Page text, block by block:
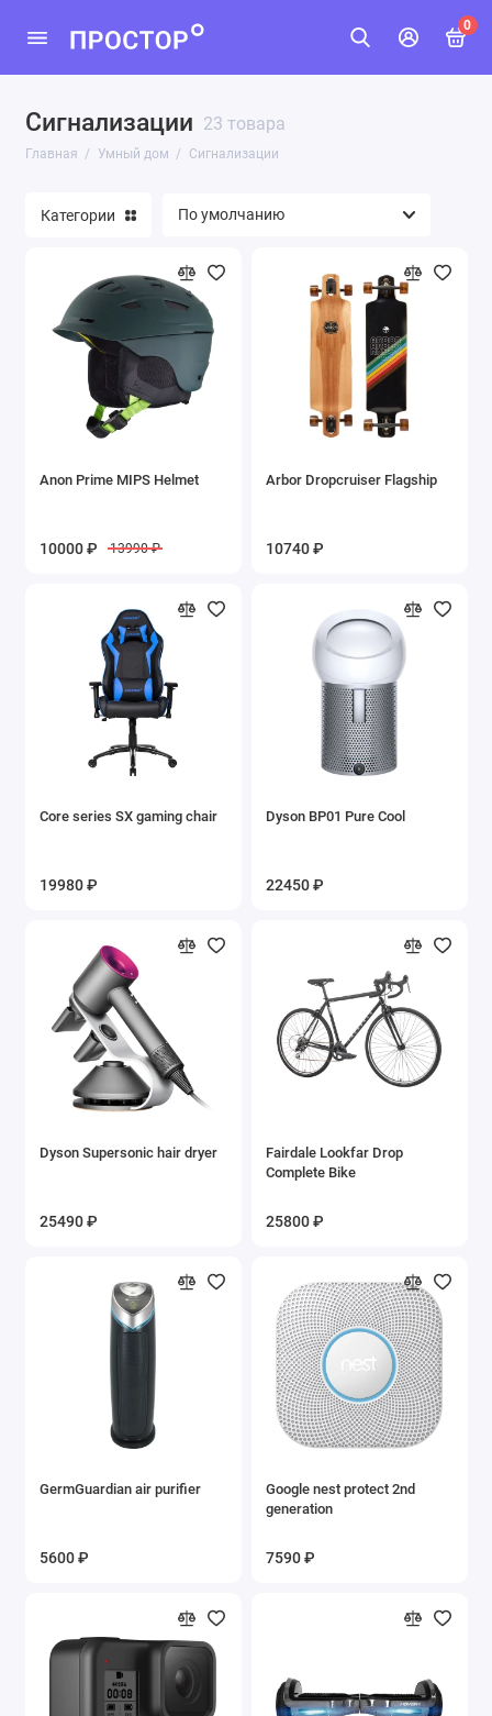
0
Сигнализации 23 товара
Главная Умный дом Сигнализации
Бытовая техника
Освещение
Сигнализации
Показать все
Категории
Anon Prime MIPS Helmet
10000 ₽ 13990 ₽
Arbor Dropcruiser Flagship
10740 ₽
Core series SX gaming chair
19980 ₽
Dyson BP01 Pure Cool
22450 ₽
Dyson Supersonic hair dryer
25490 ₽
Fairdale Lookfar Drop
Complete Bike
25800 ₽
GermGuardian air purifier
5600 ₽
Google nest protect 2nd
generation
7590 ₽